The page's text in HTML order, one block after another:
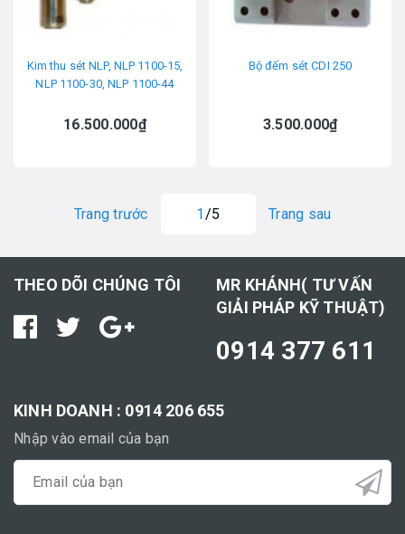
Kim thu sét NLP, NLP 1100-15,
NLP 1100-30, NLP 1100-44
16.500.000₫
Bộ đếm sét CDI 250
3.500.000₫
Trang trước 1 /5 Trang sau
THEO DÕI CHÚNG TÔI
MR KHÁNH( TƯ VẤN
GIẢI PHÁP KỸ THUẬT)
0914 377 611
KINH DOANH : 0914 206 655
Nhập vào email của bạn